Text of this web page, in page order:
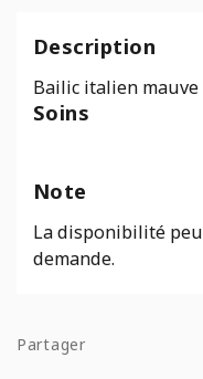
Description
Bailic italien
Soins
Note
La disponibilité
demande.
Partager